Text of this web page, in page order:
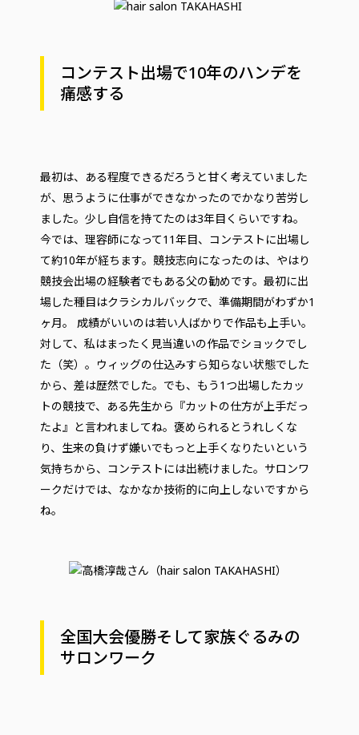
コンテスト出場で10年のハンデを
痛感する
最初は、ある程度できるだろうと甘く考えていました
が、思うように仕事ができなかったのでかなり苦労し
ました。少し自信を持てたのは3年目くらいですね。
今では、理容師になって11年目、コンテストに出場し
て約10年が経ちます。競技志向になったのは、やはり
競技会出場の経験者でもある父の勧めです。最初に出
場した種目はクラシカルバックで、準備期間がわずか1
ヶ月。 成績がいいのは若い人ばかりで作品も上手い。
対して、私はまったく見当違いの作品でショックでし
た（笑）。ウィッグの仕込みすら知らない状態でした
から、差は歴然でした。でも、もう1つ出場したカッ
トの競技で、ある先生から『カットの仕方が上手だっ
たよ』と言われましてね。褒められるとうれしくな
り、生来の負けず嫌いでもっと上手くなりたいという
気持ちから、コンテストには出続けました。サロンワ
ークだけでは、なかなか技術的に向上しないですから
ね。
全国大会優勝そして家族ぐるみの
サロンワーク